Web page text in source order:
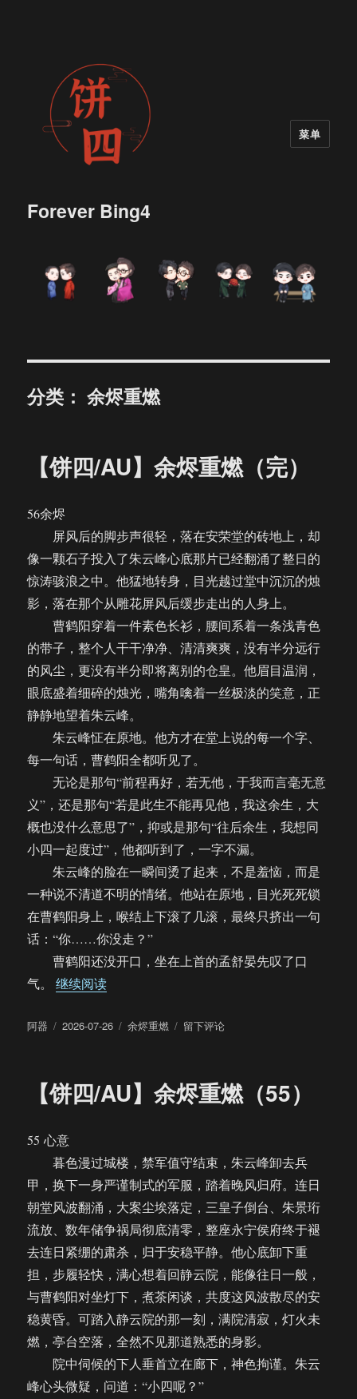
Forever Bing4
菜单
分类：余烬重燃
【饼四/AU】余烬重燃（完）
56余烬
屏风后的脚步声很轻，落在安荣堂的砖地上，却
像一颗石子投入了朱云峰心底那片已经翻涌了整日的
惊涛骇浪之中。他猛地转身，目光越过堂中沉沉的烛
影，落在那个从雕花屏风后缓步走出的人身上。
曹鹤阳穿着一件素色长衫，腰间系着一条浅青色
的带子，整个人干干净净、清清爽爽，没有半分远行
的风尘，更没有半分即将离别的仓皇。他眉目温润，
眼底盛着细碎的烛光，嘴角噙着一丝极淡的笑意，正
静静地望着朱云峰。
朱云峰怔在原地。他方才在堂上说的每一个字、
每一句话，曹鹤阳全都听见了。
无论是那句“前程再好，若无他，于我而言毫无意
义”，还是那句“若是此生不能再见他，我这余生，大
概也没什么意思了”，抑或是那句“往后余生，我想同
小四一起度过”，他都听到了，一字不漏。
朱云峰的脸在一瞬间烫了起来，不是羞恼，而是
一种说不清道不明的情绪。他站在原地，目光死死锁
在曹鹤阳身上，喉结上下滚了几滚，最终只挤出一句
话：“你……你没走？”
曹鹤阳还没开口，坐在上首的孟舒晏先叹了口
气。继续阅读“【饼四/AU】余烬重燃（完）”
作
阿器
发
2026-07-26
分
余烬重燃
于
烬
重
留下评论
【饼四/AU】余烬重燃（55）
55 心意
暮色漫过城楼，禁军值守结束，朱云峰卸去兵
甲，换下一身严谨制式的军服，踏着晚风归府。连日
朝堂风波翻涌，大案尘埃落定，三皇子倒台、朱景珩
流放、数年储争祸局彻底清零，整座永宁侯府终于褪
去连日紧绷的肃杀，归于安稳平静。他心底卸下重
担，步履轻快，满心想着回静云院，能像往日一般，
与曹鹤阳对坐灯下，煮茶闲谈，共度这风波散尽的安
稳黄昏。可踏入静云院的那一刻，满院清寂，灯火未
燃，亭台空落，全然不见那道熟悉的身影。
院中伺候的下人垂首立在廊下，神色拘谨。朱云
峰心头微疑，问道：“小四呢？”